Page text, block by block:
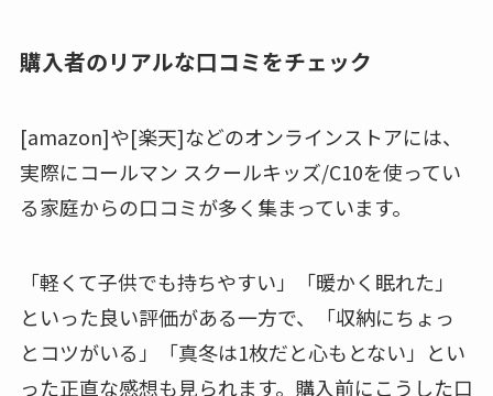
購入者のリアルな口コミをチェック
[amazon]や[楽天]などのオンラインストアには、
実際にコールマン スクールキッズ/C10を使ってい
る家庭からの口コミが多く集まっています。
「軽くて子供でも持ちやすい」「暖かく眠れた」
といった良い評価がある一方で、「収納にちょっ
とコツがいる」「真冬は1枚だと心もとない」とい
った正直な感想も見られます。購入前にこうした口